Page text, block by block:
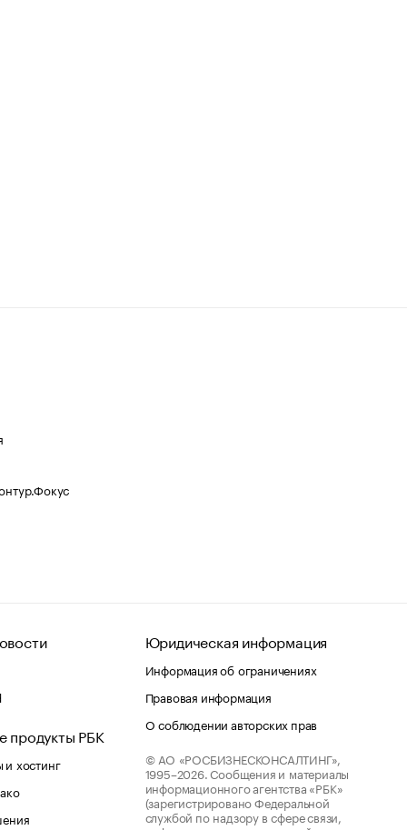
продукты РБК
хостинг
Юридическая информация
Информация об ограничениях
Правовая информация
О соблюдении авторских прав
© АО «РОСБИЗНЕСКОНСАЛТИНГ»,
1995–2026. Сообщения и материалы
информационного агентства «РБК»
(зарегистрировано Федеральной
службой по надзору в сфере связи,